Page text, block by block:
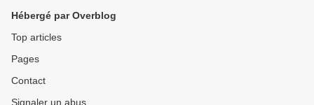
Hébergé par Overblog
Top articles
Pages
Contact
Signaler un abus